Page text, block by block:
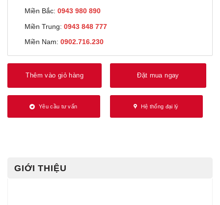
Miền Bắc: 0943 980 890
Miền Trung: 0943 848 777
Miền Nam: 0902.716.230
Thêm vào giỏ hàng Đặt mua ngay
Yêu cầu tư vấn Hệ thống đại lý
GIỚI THIỆU